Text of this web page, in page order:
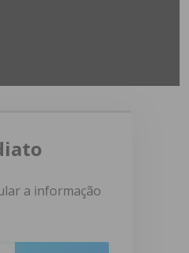
a informação